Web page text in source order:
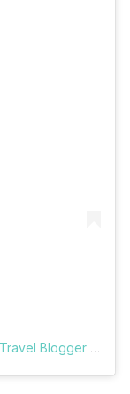
Un post condiviso da ANDREA PETRONI Travel Blogger (@vologratis)